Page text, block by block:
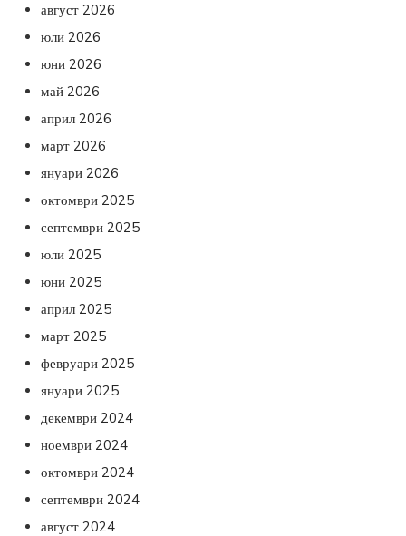
август 2026
юли 2026
юни 2026
май 2026
април 2026
март 2026
януари 2026
октомври 2025
септември 2025
юли 2025
юни 2025
април 2025
март 2025
февруари 2025
януари 2025
декември 2024
ноември 2024
октомври 2024
септември 2024
август 2024